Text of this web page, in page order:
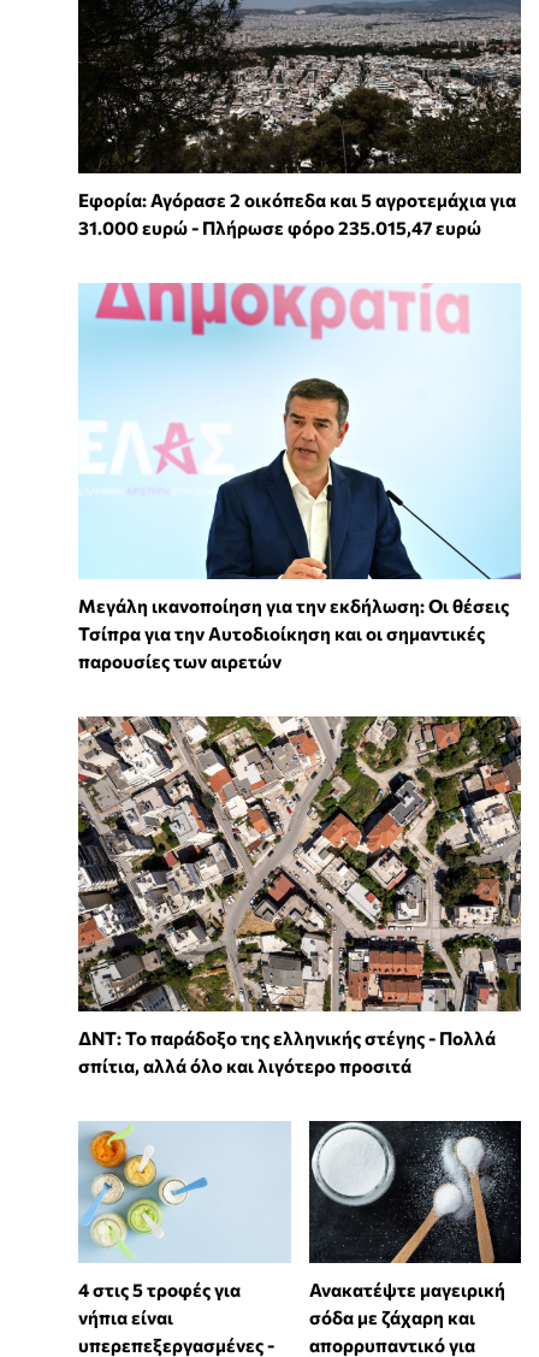
Εφορία: Αγόρασε 2 οικόπεδα και 5 αγροτεμάχια για
31.000 ευρώ - Πλήρωσε φόρο 235.015,47 ευρώ
Μεγάλη ικανοποίηση για την εκδήλωση: Οι θέσεις
Τσίπρα για την Αυτοδιοίκηση και οι σημαντικές
παρουσίες των αιρετών
ΔΝΤ: Το παράδοξο της ελληνικής στέγης - Πολλά
σπίτια, αλλά όλο και λιγότερο προσιτά
4 στις 5 τροφές για
νήπια είναι
υπερεπεξεργασμένες -
Ανακατέψτε μαγειρική
σόδα με ζάχαρη και
απορρυπαντικό για